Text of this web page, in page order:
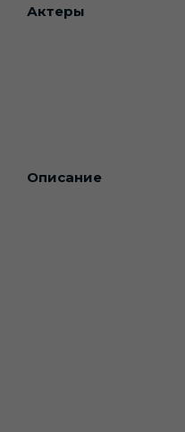
Актеры
Описание